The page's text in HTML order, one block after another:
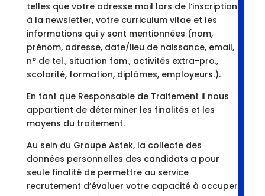
telles que votre adresse mail lors de l’inscription
à la newsletter, votre curriculum vitae et les
informations qui y sont mentionnées (nom,
prénom, adresse, date/lieu de naissance, email,
n° de tel., situation fam., activités extra-pro.,
scolarité, formation, diplômes, employeurs.).
En tant que Responsable de Traitement il nous
appartient de déterminer les finalités et les
moyens du traitement.
Au sein du Groupe Astek, la collecte des
données personnelles des candidats a pour
seule finalité de permettre au service
recrutement d’évaluer votre capacité à occuper